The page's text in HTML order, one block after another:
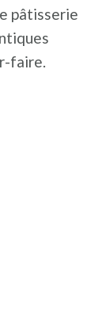
pâtisserie
faire.